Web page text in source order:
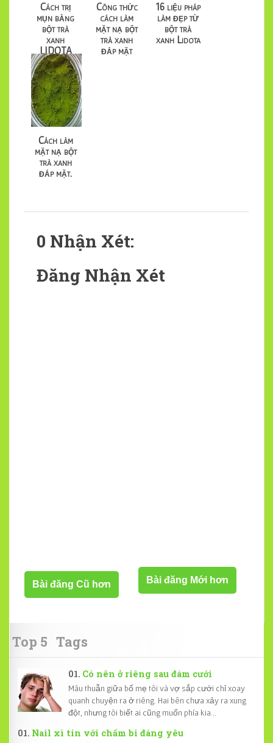
Cách trị
mụn bằng
bột trà
xanh
LIDOTA
rất hiệu
quả
Công thức
cách làm
mặt nạ bột
trà xanh
đắp mặt
16 liệu pháp
làm đẹp từ
bột trà
xanh Lidota
Cách làm
mặt nạ bột
trà xanh
đắp mặt.
0 Nhận Xét:
Đăng Nhận Xét
Bài đăng Mới hơn
Bài đăng Cũ hơn
Top 5 Tags
Có nên ở riêng sau đám cưới
Mâu thuẫn giữa bố mẹ tôi và vợ sắp cưới chỉ xoay
quanh chuyện ra ở riêng. Hai bên chưa xảy ra xung
đột, nhưng tôi biết ai cũng muốn phía kia...
Nail xì tin với chấm bi đáng yêu